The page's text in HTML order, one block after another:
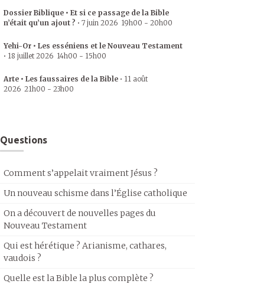
Dossier Biblique • Et si ce passage de la Bible
n’était qu’un ajout ? • 7 juin 2026 19h00 - 20h00
Yehi-Or • Les esséniens et le Nouveau Testament
• 18 juillet 2026 14h00 - 15h00
Arte • Les faussaires de la Bible • 11 août
2026 21h00 - 23h00
Questions
Comment s’appelait vraiment Jésus ?
Un nouveau schisme dans l’Église catholique
On a découvert de nouvelles pages du
Nouveau Testament
Qui est hérétique ? Arianisme, cathares,
vaudois ?
Quelle est la Bible la plus complète ?